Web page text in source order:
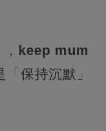
， keep mum
「保持沉默」